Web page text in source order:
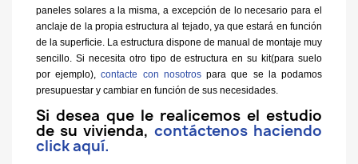
paneles solares a la misma, a excepción de lo necesario para el
anclaje de la propia estructura al tejado, ya que estará en función
de la superficie. La estructura dispone de manual de montaje muy
sencillo. Si necesita otro tipo de estructura en su kit(para suelo
por ejemplo),contacte con nosotrospara que se la podamos
presupuestar y cambiar en función de sus necesidades.
Si desea que le realicemos el estudio
de su vivienda, contáctenos haciendo
click aquí.